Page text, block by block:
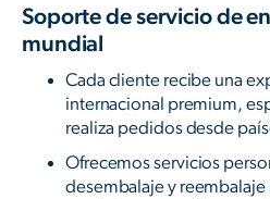
Soporte de servicio de
mundial
Cada cliente recibe una
internacional premium,
realiza pedidos desde
Ofrecemos servicios
desembalaje y reembalaje